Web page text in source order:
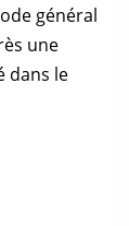
général
une
dans le